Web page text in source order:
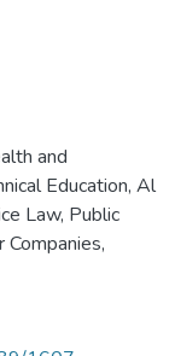
and
Education, Al
Law, Public
Companies,